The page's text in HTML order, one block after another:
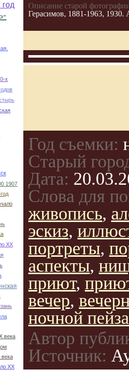
х
1907
ХХ
века
ХХ
Описание старой
Герасимов, 1881-1963, 1930.
Год съемки:
Старый
Дата:
Слова для
живопись,
эскиз,
портреты,
аспекты,
приют,
вечер,
ночной
Автор
Источник: